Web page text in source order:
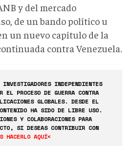
y del mercado
de un bando político u
un nuevo capítulo de la
contra Venezuela.
INDEPENDIENTES
EL PROCESO DE GUERRA CONTRA
GLOBALES. DESDE EL
HA SIDO DE LIBRE USO.
Y COLABORACIONES PARA
SI DESEAS CONTRIBUIR CON
HACERLO AQUÍ<